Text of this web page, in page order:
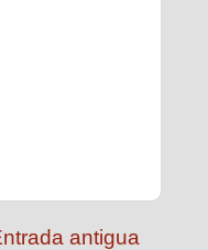
antigua